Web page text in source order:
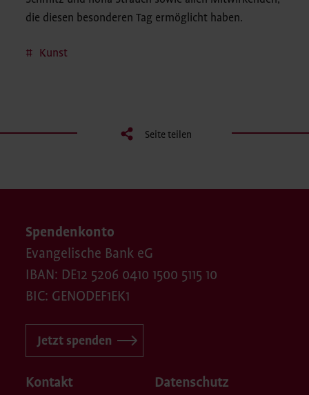
die diesen besonderen Tag ermöglicht haben.
Kunst
Seite teilen
Kontakt Datenschutz
Spendenkonto
Evangelische Bank eG
IBAN: DE12 5206 0410 1500 5115 10
BIC: GENODEF1EK1
Jetzt spenden